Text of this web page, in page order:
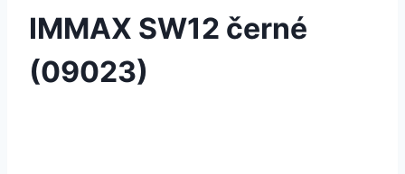
IMMAX SW12 černé
(09023)